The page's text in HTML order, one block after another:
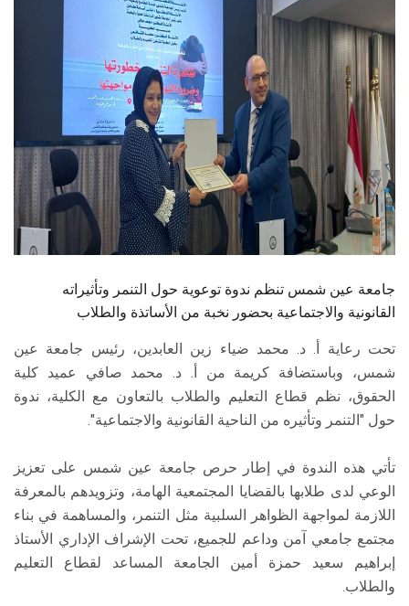
الموظفون
الزائـرون
جامعة عين شمس تنظم ندوة توعوية حول التنمر وتأثيراته
القانونية والاجتماعية بحضور نخبة من الأساتذة والطلاب
تحت رعاية أ. د. محمد ضياء زين العابدين، رئيس جامعة عين
شمس، وباستضافة كريمة من أ. د. محمد صافي عميد كلية
الحقوق، نظم قطاع التعليم والطلاب بالتعاون مع الكلية، ندوة
حول "التنمر وتأثيره من الناحية القانونية والاجتماعية".
تأتي هذه الندوة في إطار حرص جامعة عين شمس على تعزيز
الوعي لدى طلابها بالقضايا المجتمعية الهامة، وتزويدهم بالمعرفة
اللازمة لمواجهة الظواهر السلبية مثل التنمر، والمساهمة في بناء
مجتمع جامعي آمن وداعم للجميع، تحت الإشراف الإداري الأستاذ
إبراهيم سعيد حمزة أمين الجامعة المساعد لقطاع التعليم
والطلاب.